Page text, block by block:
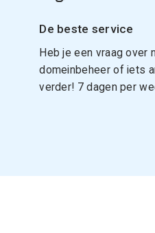
De beste service
Heb je een vraag over
domeinbeheer of iets
verder! 7 dagen per